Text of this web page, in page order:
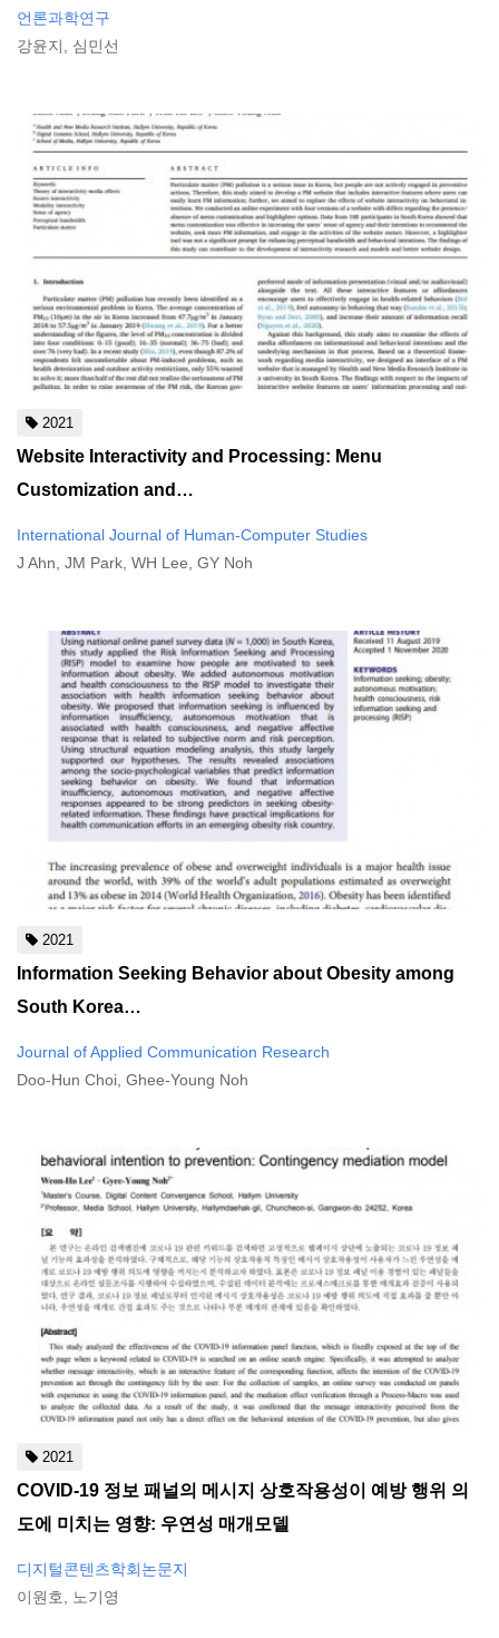
언론과학연구
강윤지, 심민선
2021
Website Interactivity and Processing: Menu
Customization and…
International Journal of Human-Computer Studies
J Ahn, JM Park, WH Lee, GY Noh
2021
Information Seeking Behavior about Obesity among
South Korea…
Journal of Applied Communication Research
Doo-Hun Choi, Ghee-Young Noh
2021
COVID-19 정보 패널의 메시지 상호작용성이 예방 행위 의
도에 미치는 영향: 우연성 매개모델
디지털콘텐츠학회논문지
이원호, 노기영